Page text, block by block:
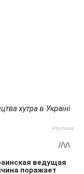
хутра в Україні